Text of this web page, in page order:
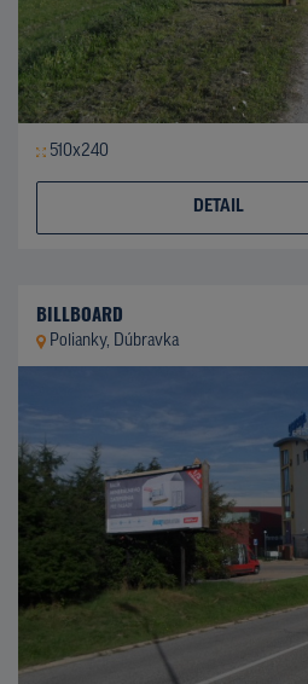
510x240
DETAIL
BILLBOARD
Polianky, Dúbravka